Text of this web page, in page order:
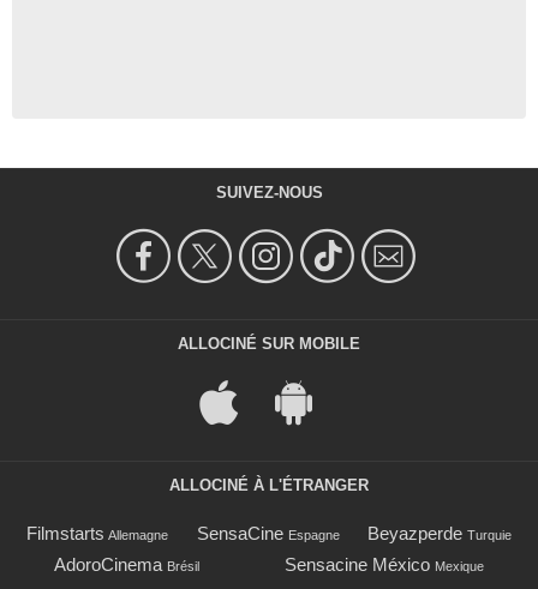
SUIVEZ-NOUS
ALLOCINÉ SUR MOBILE
ALLOCINÉ À L'ÉTRANGER
Filmstarts Allemagne SensaCine Espagne Beyazperde Turquie
AdoroCinema Brésil Sensacine México Mexique